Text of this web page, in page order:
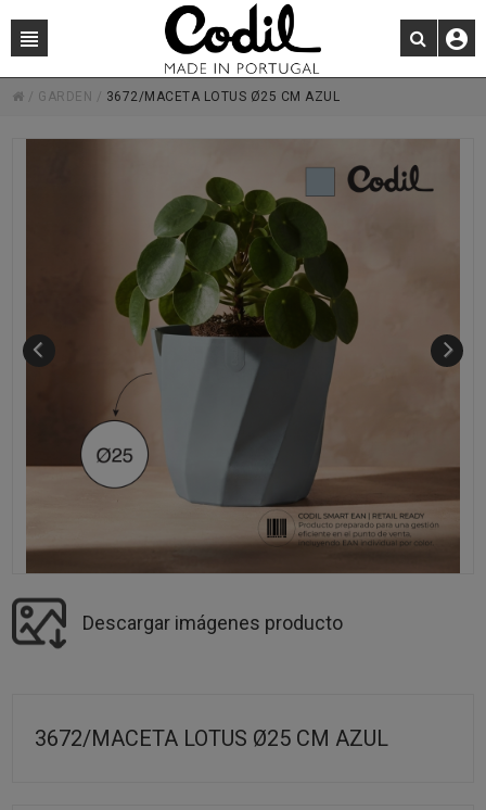
/ GARDEN / 3672/MACETA LOTUS Ø25 CM AZUL
Descargar imágenes producto
3672/MACETA LOTUS Ø25 CM AZUL